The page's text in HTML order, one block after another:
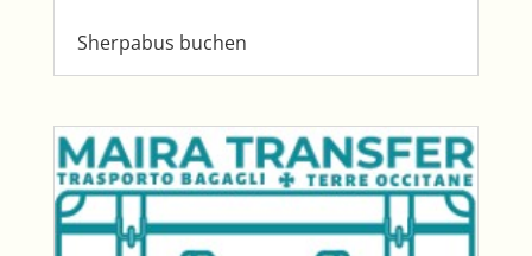
Sherpabus buchen